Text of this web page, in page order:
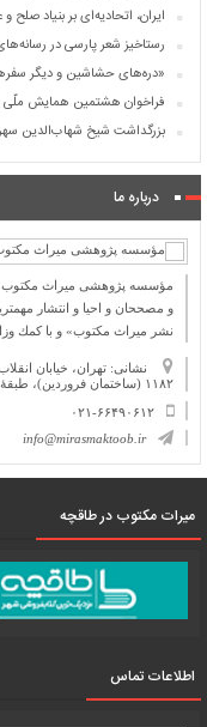
ایران، اتحادیه‌ای بر بنیاد
رستاخیز شعر پارسی در
«دره‌های حشاشین و دیگر
فراخوان هشتمین همایش ملّی
بزرگداشت شیخ شهاب‌الدین
درباره ما
و مصححان و احیا و انتشار
نشر میراث مكتوب» و با كمك
نشانی: تهران، خیابان
۱۱۸۲ (ساختمان فروردین)، طبقۀ دوم
۰۲۱-۶۶۴۹۰۶۱۲
info@mirasmaktoob.ir
میرات مکتوب در طاقچه
اطلاعات تماس